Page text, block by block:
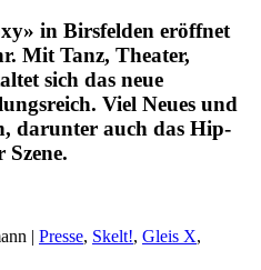
in Birsfelden eröffnet
Mit Tanz, Theater,
sich das neue
Viel Neues und
darunter auch das Hip-
| Presse, Skelt!, Gleis X,